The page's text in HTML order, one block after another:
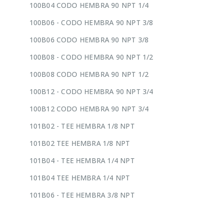
100B04 CODO HEMBRA 90 NPT 1/4
100B06 - CODO HEMBRA 90 NPT 3/8
100B06 CODO HEMBRA 90 NPT 3/8
100B08 - CODO HEMBRA 90 NPT 1/2
100B08 CODO HEMBRA 90 NPT 1/2
100B12 - CODO HEMBRA 90 NPT 3/4
100B12 CODO HEMBRA 90 NPT 3/4
101B02 - TEE HEMBRA 1/8 NPT
101B02 TEE HEMBRA 1/8 NPT
101B04 - TEE HEMBRA 1/4 NPT
101B04 TEE HEMBRA 1/4 NPT
101B06 - TEE HEMBRA 3/8 NPT